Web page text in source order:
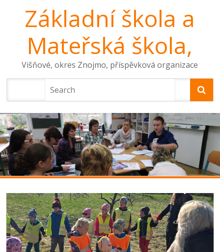
Základní škola a
Mateřská škola,
Višňové, okres Znojmo, příspěvková organizace